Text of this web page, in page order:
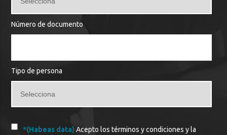
Número de documento
Tipo de persona
*(Habeas data)Acepto los términos y condiciones y la